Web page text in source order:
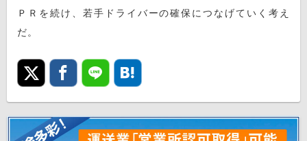
ＰＲを続け、若手ドライバーの確保につなげていく考え
だ。